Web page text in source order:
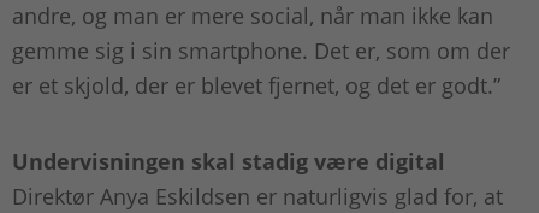
andre, og man er mere social, når man ikke kan
gemme sig i sin smartphone. Det er, som om der
er et skjold, der er blevet fjernet, og det er godt.”
Undervisningen skal stadig være digital
Direktør Anya Eskildsen er naturligvis glad for, at